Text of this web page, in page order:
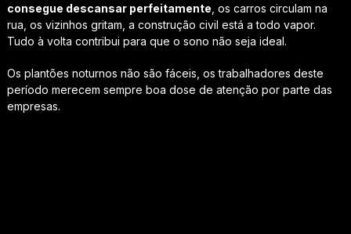
consegue descansar perfeitamente , os carros circulam na
rua, os vizinhos gritam, a construção civil está a todo vapor.
Tudo à volta contribui para que o sono não seja ideal.
Os plantões noturnos não são fáceis, os trabalhadores deste
período merecem sempre boa dose de atenção por parte das
empresas.